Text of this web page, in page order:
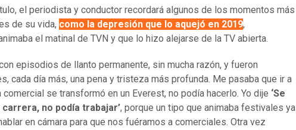
el periodista y conductor recordará algunos de los momentos más
de su vida, como la depresión que lo aquejó en 2019,
el matinal de TVN y que lo hizo alejarse de la TV abierta.
episodios de llanto permanente, sin mucha razón, y fueron
cada día más, una pena y tristeza más profunda. Me pasaba que ir a
comercial se transformó en un Everest, no podía hacerlo. Yo dije ‘Se
carrera, no podía trabajar’, porque un tipo que animaba festivales ya
en cámara para que nos fuéramos a comerciales. Otra vez